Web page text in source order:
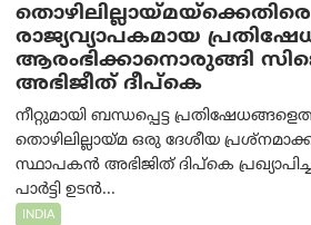
തൊഴിലില്ലായ്മയ്ക്കെതിരെ
രാജ്യവ്യാപകമായ
ആരംഭിക്കാനൊരുങ്ങി
അഭിജീത് ദീപ്കെ
നീറ്റുമായി ബന്ധപ്പെട്ട
തൊഴിലില്ലായ്മ ഒരു ദേശീയ
സ്ഥാപകൻ അഭിജിത് ദിപ്കെ
പാർട്ടി ഉടൻ...
INDIA